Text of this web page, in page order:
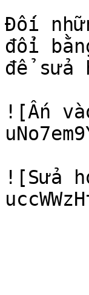
Đối
đổi
để sửa
![Ấn
![Sửa